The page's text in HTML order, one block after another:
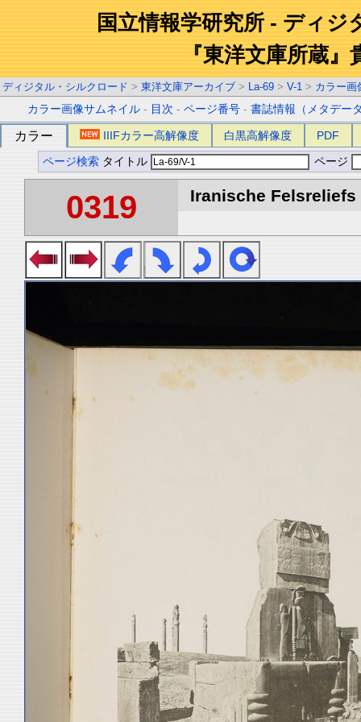
国立情報学研究所 - ディジ
『東洋文庫所蔵』
ディジタル・シルクロード > 東洋文庫アーカイブ > La-69 > V-1 > カラー画
カラー画像サムネイル - 目次 -ページ番号 -書誌情報（メタデー
カラー IIIFカラー高解像度 白黒高解像度 PDF
ページ検索 タイトル ページ
0319 Iranische Felsreliefs